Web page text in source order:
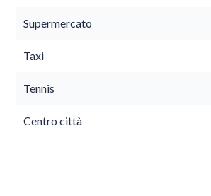
Supermercato
Taxi
Tennis
Centro città